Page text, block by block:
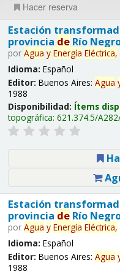
Hacer reserva
Estación
provincia deRío
por Agua y Energía Eléctrica,
Idioma: Español
Editor: Buenos Aires: Agua
1988
Disponibilidad: Ítems
topográfica: 621.374.5/
Estación
provincia deRío
por Agua y Energía Eléctrica,
Idioma: Español
Editor: Buenos Aires: Agua
1988